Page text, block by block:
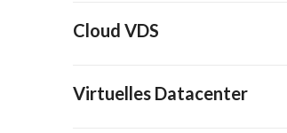
Cloud VDS
Virtuelles Datacenter